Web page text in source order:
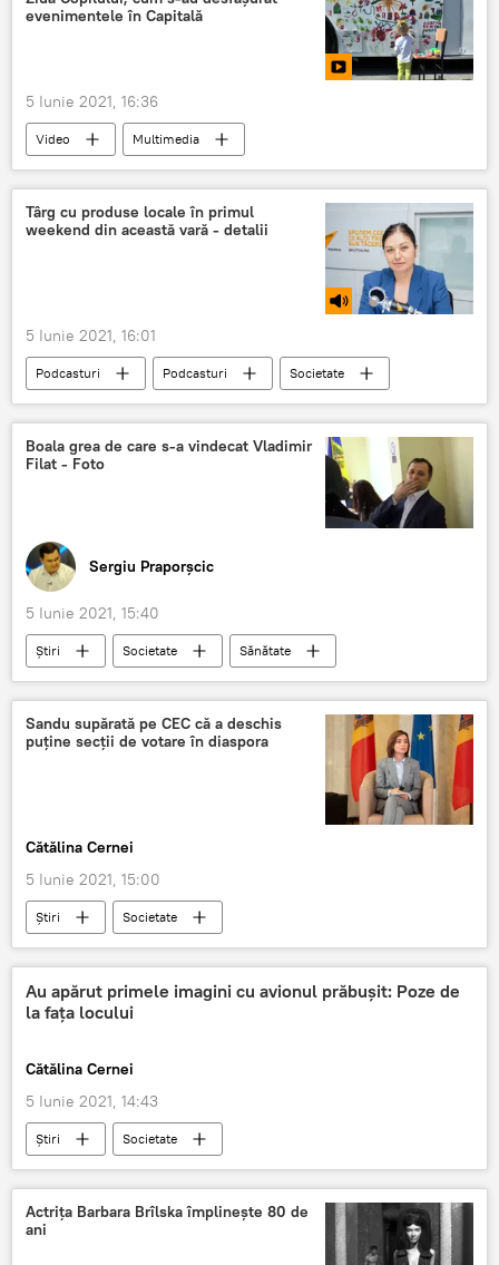
evenimentele în Capitală
5 Iunie 2021, 16:36
Video Multimedia
Târg cu produse locale în primul
weekend din această vară - detalii
5 Iunie 2021, 16:01
Podcasturi Podcasturi
Societate
Republica Moldova
Boala grea de care s-a vindecat Vladimir
Filat - Foto
Sergiu Praporșcic
5 Iunie 2021, 15:40
Știri Societate
Sănătate
Medicină
Vladimir Filat
boală
grea
Sandu supărată pe CEC că a deschis
puține secții de votare în diaspora
Cătălina Cernei
5 Iunie 2021, 15:00
Știri
Societate
ALEGERI PARLAMENTARE 2021
Maia Sandu
alegeri
parlamentare
Alegeri parlamentare
Au apărut primele imagini cu avionul prăbușit: Poze de
la fața locului
Cătălina Cernei
5 Iunie 2021, 14:43
Știri
Societate
ALEGERI PARLAMENTARE 2021
avion
accident
Actrița Barbara Brîlska împlinește 80 de
ani